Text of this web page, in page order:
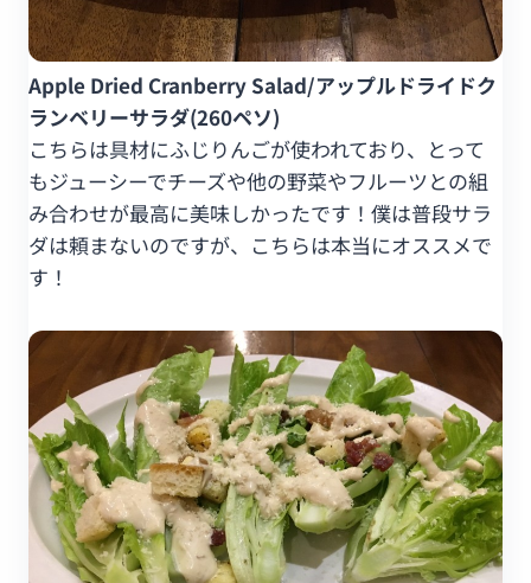
Apple Dried Cranberry Salad/アップルドライドク
ランベリーサラダ(260ペソ)
こちらは具材にふじりんごが使われており、とって
もジューシーでチーズや他の野菜やフルーツとの組
み合わせが最高に美味しかったです！僕は普段サラ
ダは頼まないのですが、こちらは本当にオススメで
す！